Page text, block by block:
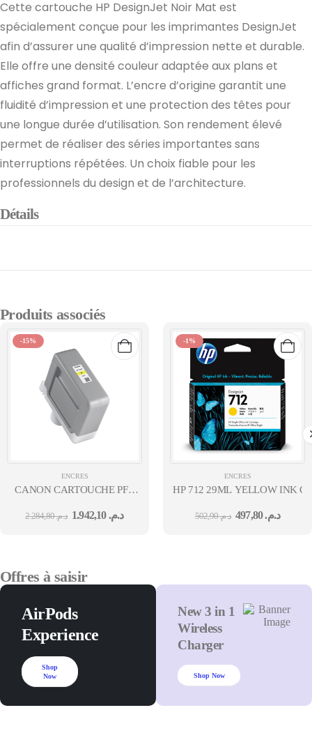
Cette cartouche HP DesignJet Noir Mat est
spécialement conçue pour les imprimantes DesignJet
afin d’assurer une qualité d’impression nette et durable.
Elle offre une densité couleur adaptée aux plans et
affiches grand format. L’encre d’origine garantit une
fluidité d’impression et une protection des têtes pour
une longue durée d’utilisation. Son rendement élevé
permet de réaliser des séries importantes sans
interruptions répétées. Un choix fiable pour les
professionnels du design et de l’architecture.
Détails
Produits associés
-15%
ENCRES
CANON CARTOUCHE PFI-
د.م.2.284,80 د.م.1.942,10
-1%
ENCRES
HP 712 29ML YELLOW INK
د.م.502,90 د.م.497,80
Offres à saisir
AirPods
Experience
Shop
Now
New 3 in 1
Wireless
Charger
Shop Now